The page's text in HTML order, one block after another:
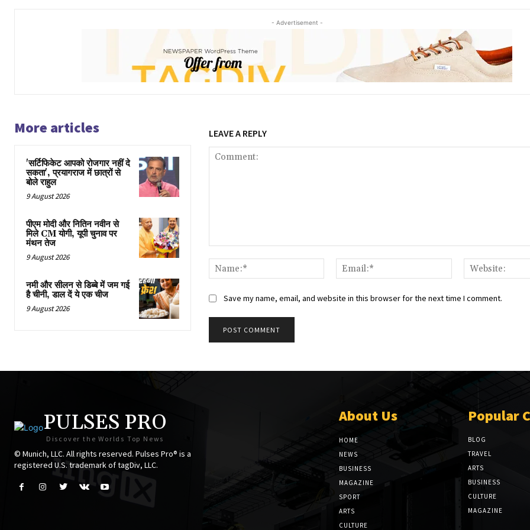
- Advertisement -
More articles
'सर्टिफिकेट आपको रोजगार नहीं दे
सकता', प्रयागराज में छात्रों से
बोले राहुल
9 August 2026
पीएम मोदी और नितिन नवीन से
मिले CM योगी, यूपी चुनाव पर
मंथन तेज
9 August 2026
नमी और सीलन से डिब्बे में जम गई
है चीनी, डाल दें ये एक चीज
9 August 2026
LEAVE A REPLY
Name:*
Email:*
Save my name, email, and website in this browser for the next time I comment.
PULSES PRO
Discover the Worlds Top News
© Munich, LLC. All rights reserved. Pulses Pro® is a
registered U.S. trademark of tagDiv, LLC.
About Us
HOME
NEWS
BUSINESS
MAGAZINE
SPORT
ARTS
CULTURE
Popular
BLOG
TRAVEL
ARTS
BUSINESS
CULTURE
MAGAZINE